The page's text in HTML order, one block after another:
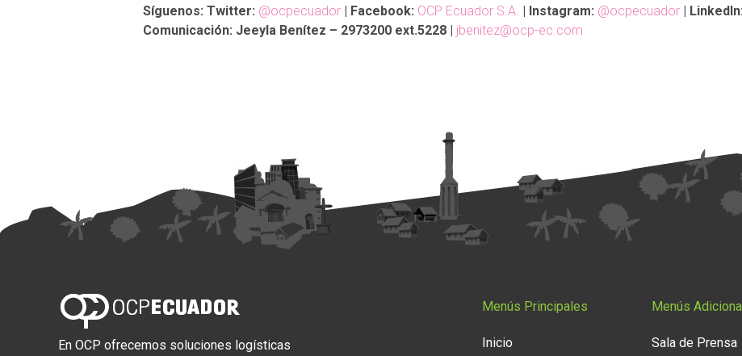
Síguenos: Twitter: @ocpecuador | Facebook: OCP Ecuador S.A. | Instagram: @ocpecuador | LinkedIn:
Comunicación: Jeeyla Benítez – 2973200 ext.5228 | jbenitez@ocp-ec.com
En OCP ofrecemos soluciones logísticas
Menús Principales
Inicio
Menús
Sala de Prensa